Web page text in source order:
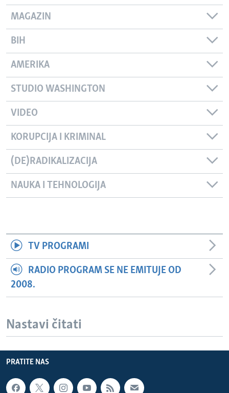
MAGAZIN
BIH
AMERIKA
STUDIO WASHINGTON
VIDEO
KORUPCIJA I KRIMINAL
(DE)RADIKALIZACIJA
NAUKA I TEHNOLOGIJA
TV PROGRAMI
RADIO PROGRAM SE NE EMITUJE OD
2008.
Nastavi čitati
PRATITE NAS